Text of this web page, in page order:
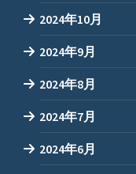
2024年10月
2024年9月
2024年8月
2024年7月
2024年6月